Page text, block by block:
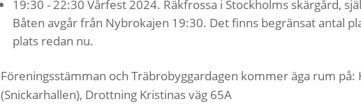
19:30 - 22:30 Vårfest 2024. Räkfrossa i Stockholms skärgård,
Båten avgår från Nybrokajen 19:30. Det finns begränsat antal
plats redan nu.
Föreningsstämman och Träbrobyggardagen kommer äga rum på:
(Snickarhallen), Drottning Kristinas väg 65A